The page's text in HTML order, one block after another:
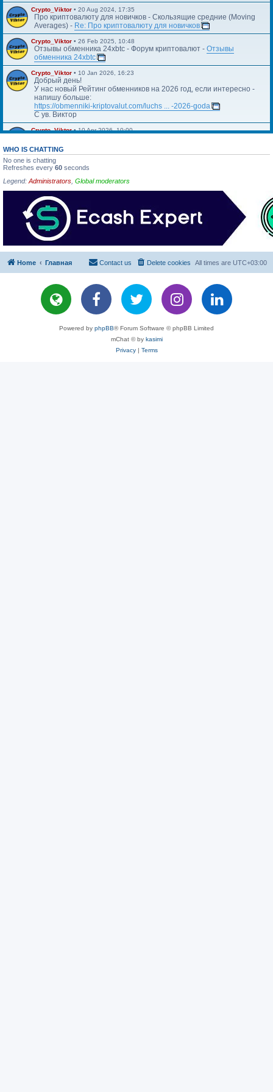
Crypto_Viktor • 20 Aug 2024, 17:35
Про криптовалюту для новичков - Скользящие средние (Moving
Averages) - Re: Про криптовалюту для новичков
Crypto_Viktor • 26 Feb 2025, 10:48
Отзывы обменника 24xbtc - Форум криптовалют - Отзывы
обменника 24xbtc
Crypto_Viktor • 10 Jan 2026, 16:23
Добрый день!
У нас новый Рейтинг обменников на 2026 год, если интересно -
напишу больше:
https://obmenniki-kriptovalut.com/luchs ... -2026-goda
С ув. Виктор
Crypto_Viktor•10 Apr 2026, 10:00
WHO IS CHATTING
No one is chatting
Refreshes every 60 seconds
Legend: Administrators Global moderators
Home Главная All times are UTC+03:00
Delete cookies
Contact us
Powered by phpBB® Forum Software © phpBB Limited
mChat © by kasimi
Privacy| Terms